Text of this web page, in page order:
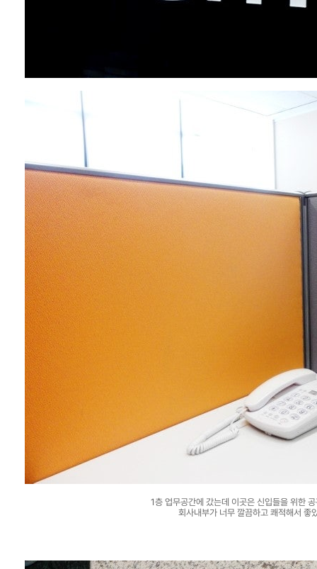
1층 업무공간에 갔는데 이곳은 신입들을 위한
회사내부가 너무 깔끔하고 쾌적해서 좋